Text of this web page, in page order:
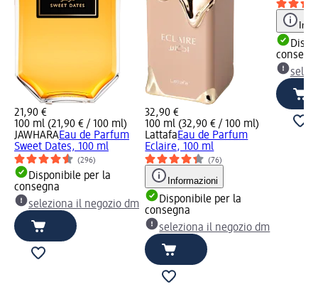
21,90 €
100 ml (21,90 € / 100 ml)
JAWHARAEau de Parfum
Sweet Dates, 100 ml
(296)
Disponibile per la
consegna
seleziona il negozio dm
32,90 €
100 ml (32,90 € / 100 ml)
LattafaEau de Parfum
Eclaire, 100 ml
(76)
Informazioni
Disponibile per la
consegna
seleziona il negozio dm